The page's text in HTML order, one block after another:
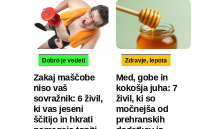
Dobro je vedeti
Zakaj maščobe
niso vaš
sovražnik: 6 živil,
ki vas jeseni
ščitijo in hkrati
Zdravje, lepota
Med, gobe in
kokošja juha: 7
živil, ki so
močnejša od
prehranskih